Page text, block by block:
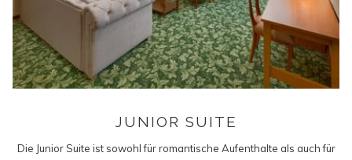
JUNIOR SUITE
Die Junior Suite ist sowohl für romantische Aufenthalte als auch für